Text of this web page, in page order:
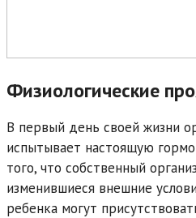
Физиологические
В первый день своей жизни
испытывает настоящую
того, что собственный
изменившиеся внешние
ребенка могут